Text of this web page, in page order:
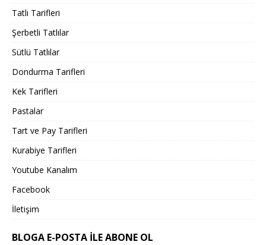
Tatlı Tarifleri
Şerbetli Tatlılar
Sütlü Tatlılar
Dondurma Tarifleri
Kek Tarifleri
Pastalar
Tart ve Pay Tarifleri
Kurabiye Tarifleri
Youtube Kanalım
Facebook
İletişim
BLOGA E-POSTA ILE ABONE OL